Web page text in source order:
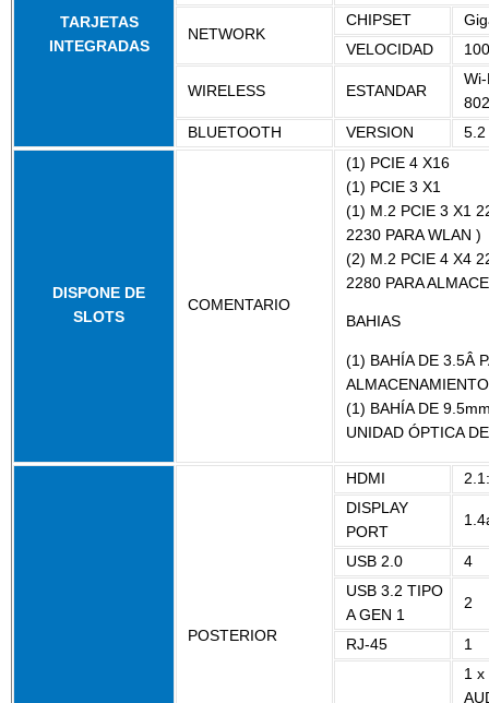
TARJETAS
INTEGRADAS
NETWORK
CHIPSET
VELOCIDAD
WIRELESS ESTANDAR
BLUETOOTH
VERSION 5.2
DISPONE DE
SLOTS
COMENTARIO
(1) PCIE 4 X16
(1) PCIE 3 X1
(1) M.2 PCIE 3 X1
2230 PARA WLAN )
(2) M.2 PCIE 4 X4
2280 PARA
BAHIAS
(1) BAHÍA DE 3.5Â
ALMACENAMIENTO
(1) BAHÍA DE
UNIDAD ÓPTICA
POSTERIOR
HDMI
DISPLAY
PORT
USB 2.0
4
USB 3.2 TIPO
A GEN 1
2
RJ-45
1
1 x